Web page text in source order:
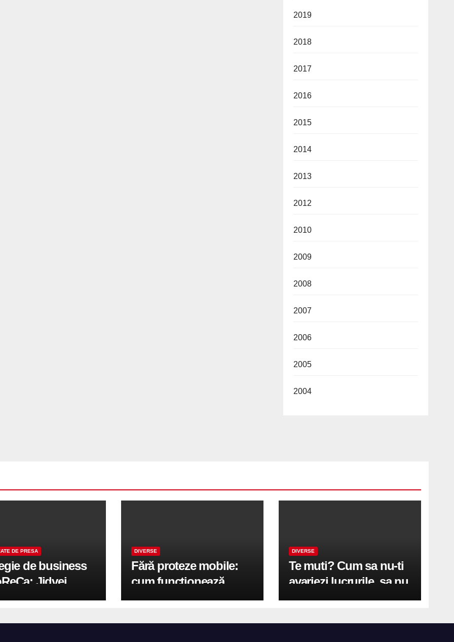
2019
2018
2017
2016
2015
2014
2013
2012
2010
2009
2008
2007
2006
2005
2004
DE PRESA
de business
Jidvei
terasele în
DIVERSE
Fără proteze mobile:
cum funcționează
reabilitarea completă
DIVERSE
Te muti? Cum sa nu-ti
avariezi lucrurile, sa nu
zgarii podeaua sau sa